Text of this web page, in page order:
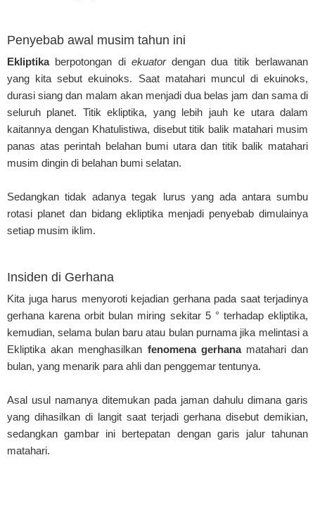
Penyebab awal musim tahun ini
Ekliptikaberpotongan di ekuatordengan dua titik berlawanan
yang kita sebut ekuinoks. Saat matahari muncul di ekuinoks,
durasi siang dan malam akan menjadi dua belas jam dan sama di
seluruh planet. Titik ekliptika, yang lebih jauh ke utara dalam
kaitannya dengan Khatulistiwa, disebut titik balik matahari musim
panas atas perintah belahan bumi utara dan titik balik matahari
musim dingin di belahan bumi selatan.
Sedangkan tidak adanya tegak lurus yang ada antara sumbu
rotasi planet dan bidang ekliptika menjadi penyebab dimulainya
setiap musim iklim.
Insiden di Gerhana
Kita juga harus menyoroti kejadian gerhana pada saat terjadinya
gerhana karena orbit bulan miring sekitar 5 ° terhadap ekliptika,
kemudian, selama bulan baru atau bulan purnama jika melintasi a
Ekliptika akan menghasilkan fenomena gerhanamatahari dan
bulan, yang menarik para ahli dan penggemar tentunya.
Asal usul namanya ditemukan pada jaman dahulu dimana garis
yang dihasilkan di langit saat terjadi gerhana disebut demikian,
sedangkan gambar ini bertepatan dengan garis jalur tahunan
matahari.